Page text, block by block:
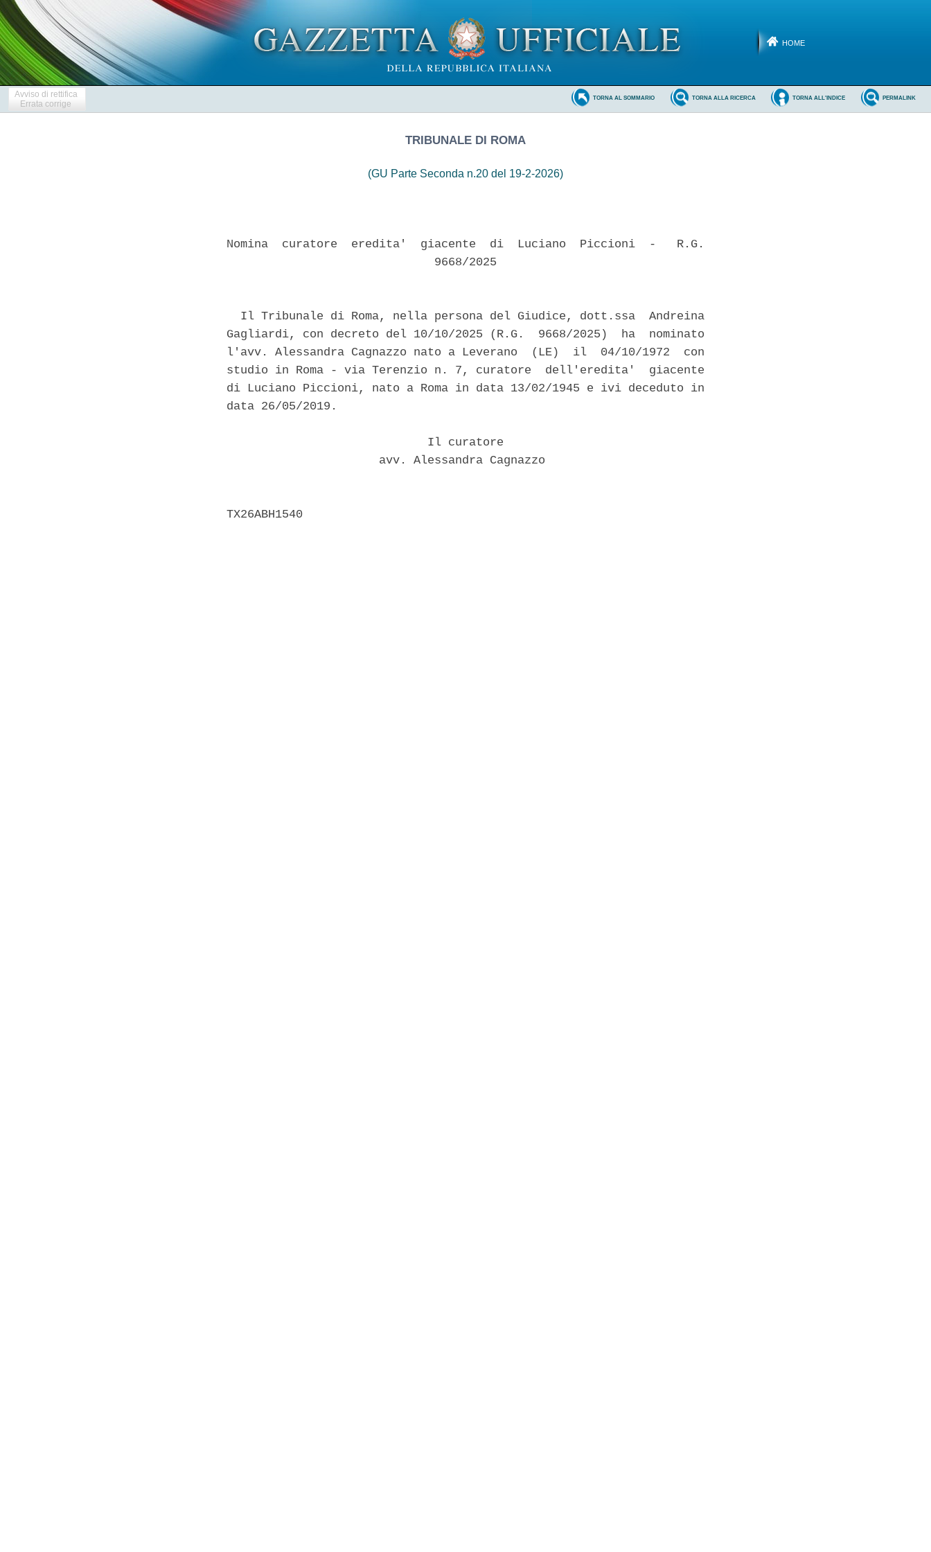
HOME
Avviso di rettifica
Errata corrige
PERMALINK
TORNA ALL'INDICE
TORNA ALLA RICERCA
TORNA AL SOMMARIO
TRIBUNALE DI ROMA
(GU Parte Seconda n.20 del 19-2-2026)
Nomina  curatore  eredita'  giacente  di  Luciano  Piccioni  -   R.G.
                              9668/2025
  Il Tribunale di Roma, nella persona del Giudice, dott.ssa  Andreina
Gagliardi, con decreto del 10/10/2025 (R.G.  9668/2025)  ha  nominato
l'avv. Alessandra Cagnazzo nato a Leverano  (LE)  il  04/10/1972  con
studio in Roma - via Terenzio n. 7, curatore  dell'eredita'  giacente
di Luciano Piccioni, nato a Roma in data 13/02/1945 e ivi deceduto in
data 26/05/2019.
                             Il curatore
                      avv. Alessandra Cagnazzo